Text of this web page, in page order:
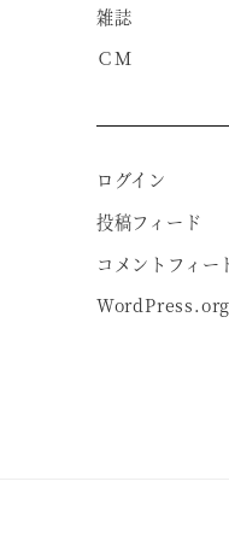
雑誌
ＣＭ
ログイン
投稿フィード
コメントフィー
WordPress.org